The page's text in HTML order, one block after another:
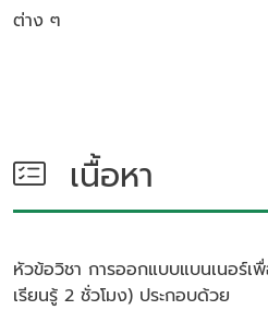
ต่าง ๆ
เนื้อหา
หัวข้อวิชา การออกแบบแบนเนอร์เ
เรียนรู้ 2 ชั่วโมง) ประกอบด้วย